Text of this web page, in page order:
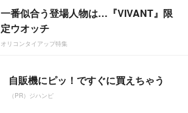
一番似合う登場人物は…『VIVANT』限
定ウオッチ
オリコンタイアップ特集
自販機にピッ！ですぐに買えちゃう
（PR）ジハンピ